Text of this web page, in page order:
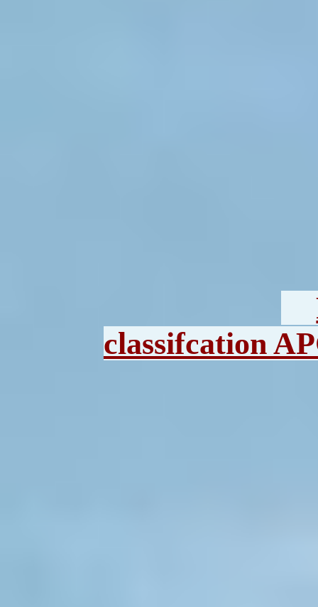
classifcation